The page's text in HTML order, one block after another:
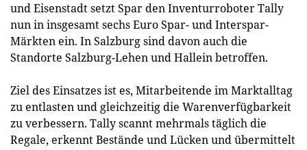
und Eisenstadt setzt Spar den Inventurroboter Tally
nun in insgesamt sechs Euro Spar- und Interspar-
Märkten ein. In Salzburg sind davon auch die
Standorte Salzburg-Lehen und Hallein betroffen.
Ziel des Einsatzes ist es, Mitarbeitende im Marktalltag
zu entlasten und gleichzeitig die Warenverfügbarkeit
zu verbessern. Tally scannt mehrmals täglich die
Regale, erkennt Bestände und Lücken und übermittelt